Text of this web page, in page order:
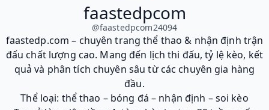
faastedpcom
@faastedpcom24094
faastedp.com – chuyên trang thể thao & nhận định trận
đấu chất lượng cao. Mang đến lịch thi đấu, tỷ lệ kèo, kết
quả và phân tích chuyên sâu từ các chuyên gia hàng
đầu.
Thể loại: thể thao – bóng đá – nhận định – soi kèo